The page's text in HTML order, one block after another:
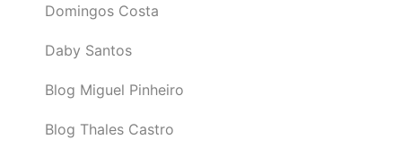
Domingos Costa
Daby Santos
Blog Miguel Pinheiro
Blog Thales Castro